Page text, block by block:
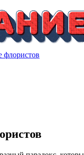
флористов